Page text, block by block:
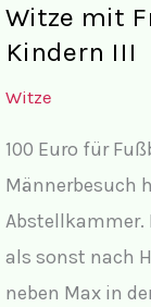
und
IV:
Lügendetektor,
Gutenacht-
Kuss,
Wie
verhütet
Witze mit
Kindern III
Witze
100 Euro für
Männerbesuch
Abstellkammer.
als sonst nach
neben Max in